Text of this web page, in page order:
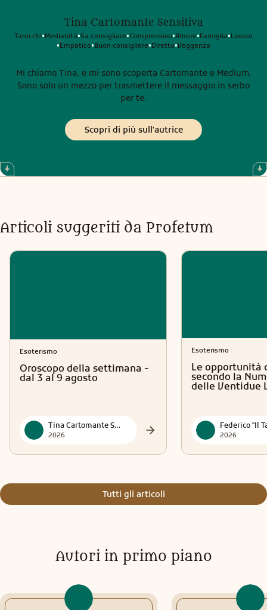
Tina Cartomante Sensitiva
Tarocchi•Medianità•Sa consigliare•Comprensivo•Amore•Famiglia•Lavoro
•Empatico•Buon consigliere•Diretto•Veggenza
Mi chiamo Tina, e mi sono scoperta Cartomante e Medium.
Sono solo un mezzo per trasmettere il messaggio in serbo
per te.
Scopri di più sull'autrice
Articoli suggeriti da Profetum
Esoterismo
Oroscopo della settimana -
dal 3 al 9 agosto
Tina Cartomante Sensitiva
2026
Esoterismo
Le opportunità
secondo la
delle Ventidue
2026
Tutti gli articoli
Autori in primo piano